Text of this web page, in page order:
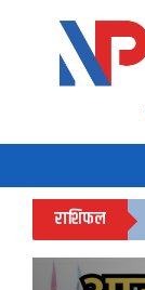
राशिफल